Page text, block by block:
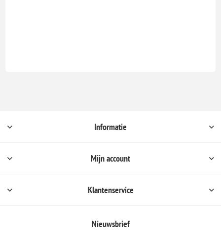
Informatie
Mijn account
Klantenservice
Nieuwsbrief